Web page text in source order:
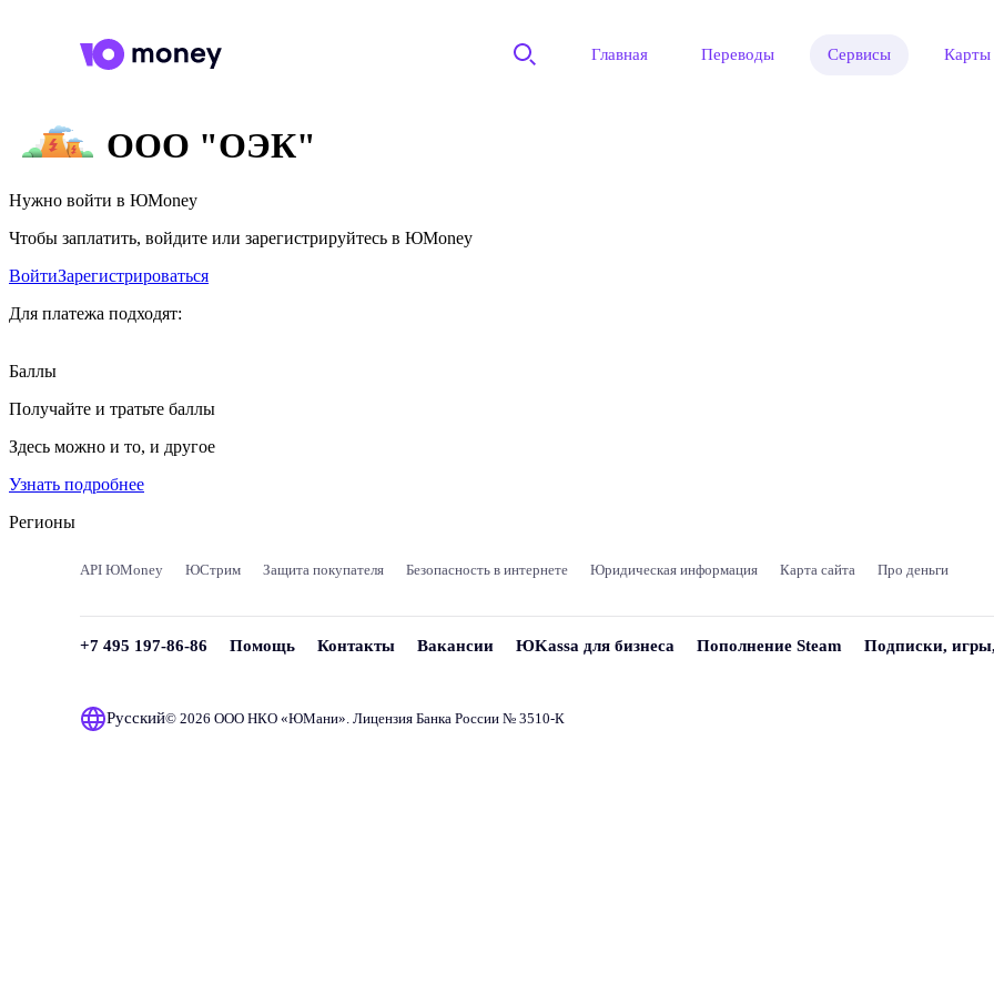
Главная Переводы Сервисы Карты
ООО "ОЭК"
Нужно войти в ЮMoney
Чтобы заплатить, войдите или зарегистрируйтесь в ЮMoney
ВойтиЗарегистрироваться
Для платежа подходят:
Баллы
Получайте и тратьте баллы
Здесь можно и то, и другое
Узнать подробнее
Регионы
API ЮMoney ЮСтрим Защита покупателя Безопасность в интернете Юридическая информация Карта сайта Про деньги
+7 495 197-86-86 Помощь Контакты Вакансии ЮKassa для бизнеса Пополнение Steam Подписки,
Русский© 2026 ООО НКО «ЮМани». Лицензия Банка России № 3510‑К